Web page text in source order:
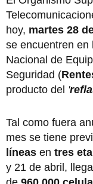
hoy, martes 28
se encuentren en
Nacional de
Seguridad (
producto del '
Tal como fuera
mes se tiene
líneas en tres
y 21 de abril,